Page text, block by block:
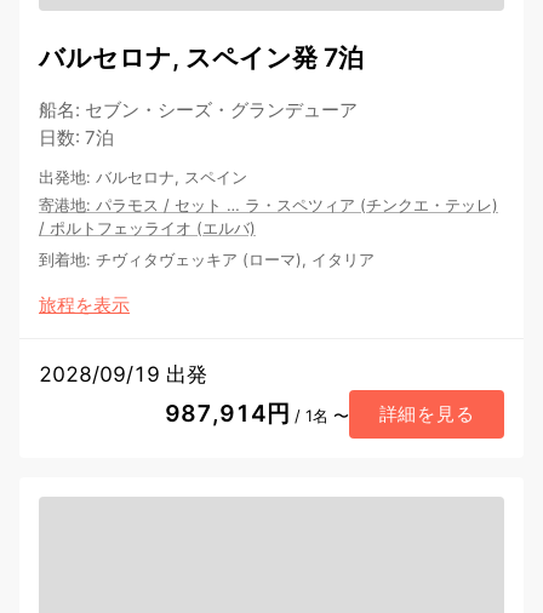
バルセロナ, スペイン発 7泊
船名: セブン・シーズ・グランデューア
日数: 7泊
出発地: バルセロナ, スペイン
寄港地: パラモス / セット … ラ・スペツィア (チンクエ・テッレ)
/ ポルトフェッライオ (エルバ)
到着地: チヴィタヴェッキア (ローマ), イタリア
旅程を表示
2028/09/19 出発
987,914円 / 1名 〜 詳細を見る